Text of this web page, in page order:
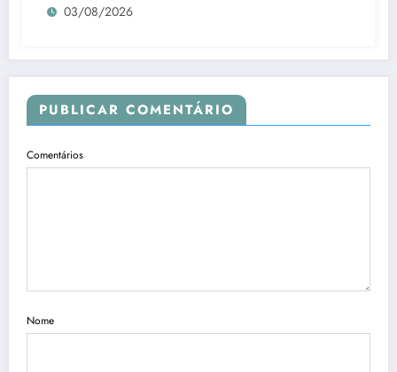
03/08/2026
PUBLICAR COMENTÁRIO
Comentários
Nome